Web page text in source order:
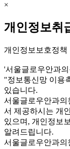
×
개인정보취
개인정보보호정책
'서울글로우안과
"정보통신망 이용
있습니다.
서울글로우안과의
서 제공하시는 개
있으며, 개인정보
알려드립니다.
서울글로우안과의